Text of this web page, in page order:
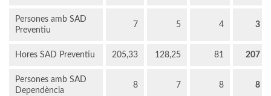
Persones amb SAD
Preventiu
7 5 4 3
Hores SAD Preventiu 205,33 128,25 81 207
Persones amb SAD
Dependència
8 7 8 8